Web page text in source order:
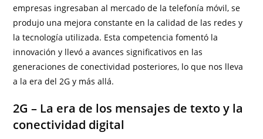
empresas ingresaban al mercado de la telefonía móvil, se
produjo una mejora constante en la calidad de las redes y
la tecnología utilizada. Esta competencia fomentó la
innovación y llevó a avances significativos en las
generaciones de conectividad posteriores, lo que nos lleva
a la era del 2G y más allá.
2G – La era de los mensajes de texto y la
conectividad digital